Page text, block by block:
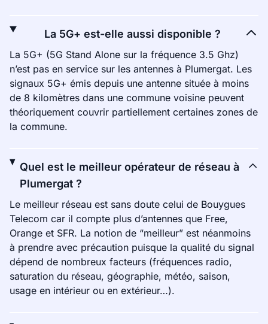
La 5G+ est-elle aussi disponible ?
La 5G+ (5G Stand Alone sur la fréquence 3.5 Ghz)
n’est pas en service sur les antennes à Plumergat. Les
signaux 5G+ émis depuis une antenne située à moins
de 8 kilomètres dans une commune voisine peuvent
théoriquement couvrir partiellement certaines zones de
la commune.
Quel est le meilleur opérateur de réseau à
Plumergat ?
Le meilleur réseau est sans doute celui de Bouygues
Telecom car il compte plus d’antennes que Free,
Orange et SFR. La notion de “meilleur” est néanmoins
à prendre avec précaution puisque la qualité du signal
dépend de nombreux facteurs (fréquences radio,
saturation du réseau, géographie, météo, saison,
usage en intérieur ou en extérieur…).